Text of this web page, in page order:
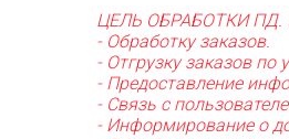
ЦЕЛЬ ОБРАБОТКИ ПД.
- Обработку заказов.
- Отгрузку заказов по
- Предоставление
- Связь с
- Информирование о